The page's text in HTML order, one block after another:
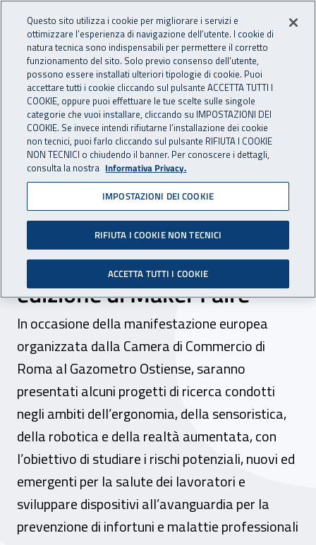
INAIL - Istituto Nazionale
Apri cerca
Navigazione principale
Navigazione - Ti trovi in:
Home Inail comunica News
27 settembre 2022
Innovazione per la
sicurezza sul lavoro, dal 7 al
9 ottobre l’Inail alla X
edizione di Maker Faire
In occasione della manifestazione europea
organizzata dalla Camera di Commercio di
Roma al Gazometro Ostiense, saranno
presentati alcuni progetti di ricerca condotti
negli ambiti dell’ergonomia, della sensoristica,
della robotica e della realtà aumentata, con
l’obiettivo di studiare i rischi potenziali, nuovi ed
emergenti per la salute dei lavoratori e
sviluppare dispositivi all’avanguardia per la
prevenzione di infortuni e malattie professionali
Questo sito utilizza i cookie per migliorare i servizi e
ottimizzare l’esperienza di navigazione dell’utente. I cookie di
natura tecnica sono indispensabili per permettere il corretto
funzionamento del sito. Solo previo consenso dell’utente,
possono essere installati ulteriori tipologie di cookie. Puoi
accettare tutti i cookie cliccando sul pulsante ACCETTA TUTTI I
COOKIE, oppure puoi effettuare le tue scelte sulle singole
categorie che vuoi installare, cliccando su IMPOSTAZIONI DEI
COOKIE. Se invece intendi rifiutarne l’installazione dei cookie
non tecnici, puoi farlo cliccando sul pulsante RIFIUTA I COOKIE
NON TECNICI o chiudendo il banner. Per conoscere i dettagli,
consulta la nostra Informativa Privacy.
IMPOSTAZIONI DEI COOKIE
RIFIUTA I COOKIE NON TECNICI
ACCETTA TUTTI I COOKIE